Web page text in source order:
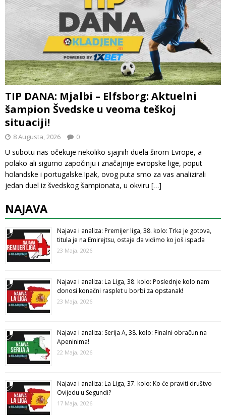
TIP DANA: Mjalbi – Elfsborg: Aktuelni
šampion Švedske u veoma teškoj
situaciji!
8 Augusta, 2026 0
U subotu nas očekuje nekoliko sjajnih duela širom Evrope, a
polako ali sigurno započinju i značajnije evropske lige, poput
holandske i portugalske.Ipak, ovog puta smo za vas analizirali
jedan duel iz švedskog šampionata, u okviru […]
NAJAVA
Najava i analiza: Premijer liga, 38. kolo: Trka je gotova,
titula je na Emirejtsu, ostaje da vidimo ko još ispada
23 Maja, 2026
Najava i analiza: La Liga, 38. kolo: Poslednje kolo nam
donosi konačni rasplet u borbi za opstanak!
23 Maja, 2026
Najava i analiza: Serija A, 38. kolo: Finalni obračun na
Apeninima!
22 Maja, 2026
Najava i analiza: La Liga, 37. kolo: Ko će praviti društvo
Ovijedu u Segundi?
17 Maja, 2026